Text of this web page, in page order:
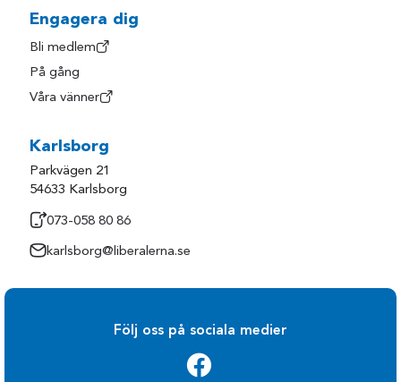
Engagera dig
Bli medlem
På gång
Våra vänner
Karlsborg
Parkvägen 21
54633 Karlsborg
073-058 80 86
karlsborg@liberalerna.se
Följ oss på sociala medier